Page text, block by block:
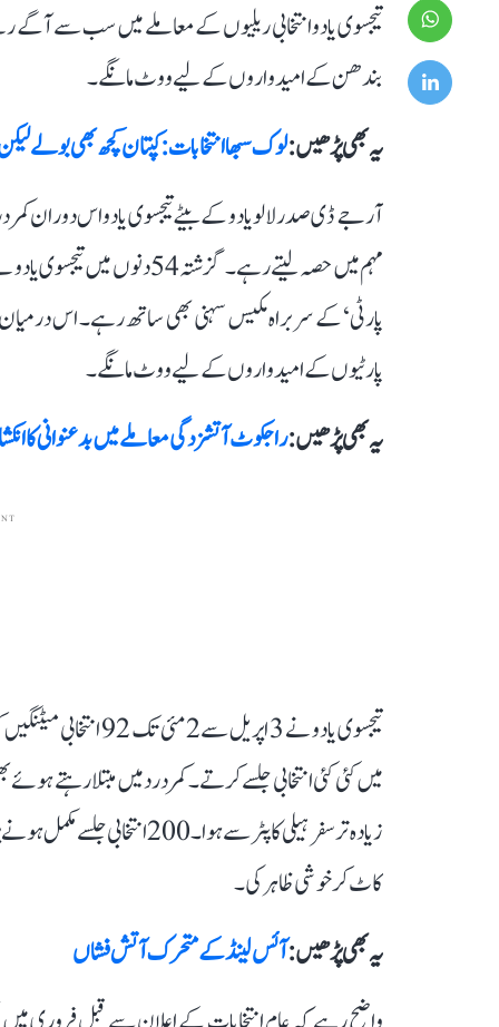
بندھن کے امیدواروں کے لیے ووٹ مانگے۔
یہ بھی پڑھیں :لوک سبھا انتخابات: کپتان کچھ بھی بولے
آر جے ڈی صدر لالو یادو کے بیٹے تیجسوی یادو اس دوران کمر درد
پارٹی‘ کے سربراہ مکیس سہنی بھی ساتھ رہے۔ اس درمیان
پارٹیوں کے امیدواروں کے لیے ووٹ مانگے۔
یہ بھی پڑھیں :راجکوٹ آتشزدگی معاملے میں بدعنوانی
تیجسوی یادو نے 3
زیادہ تر سفر ہیلی کاپٹر سے
کاٹ کر خوشی ظاہر کی۔
یہ بھی پڑھیں :آئس لینڈ کے متحرک آتش فشاں